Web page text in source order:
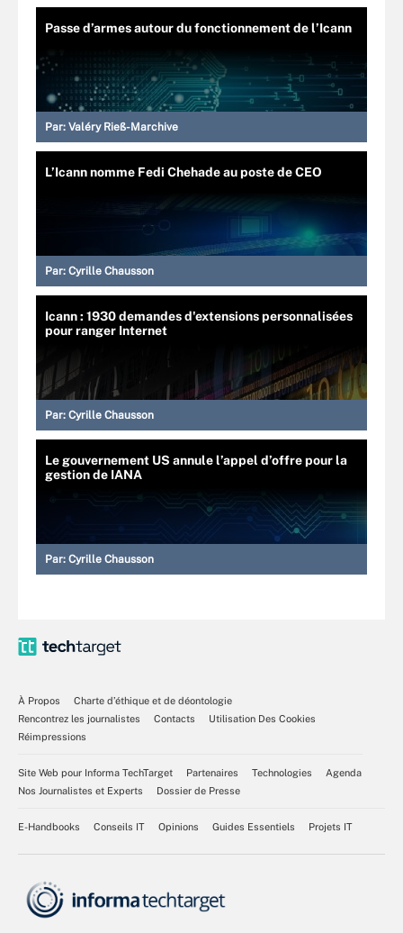
Passe d’armes autour du fonctionnement de l’Icann
Par: Valéry Rieß-Marchive
L’Icann nomme Fedi Chehade au poste de CEO
Par: Cyrille Chausson
Icann : 1930 demandes d'extensions personnalisées
pour ranger Internet
Par: Cyrille Chausson
Le gouvernement US annule l’appel d’offre pour la
gestion de IANA
Par: Cyrille Chausson
À Propos
Charte d’éthique et de déontologie
Rencontrez les journalistes
Contacts
Utilisation Des Cookies
Réimpressions
Site Web pour Informa TechTarget Partenaires Technologies
Agenda
Nos Journalistes et Experts
Dossier de Presse
E-Handbooks Conseils IT Opinions Guides Essentiels Projets IT